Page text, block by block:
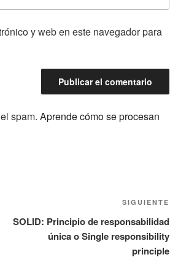
y web en este navegador para
spam. Aprende cómo se procesan
SIGUIENTE
SOLID: Principio de responsabilidad
única o Single responsibility
principle